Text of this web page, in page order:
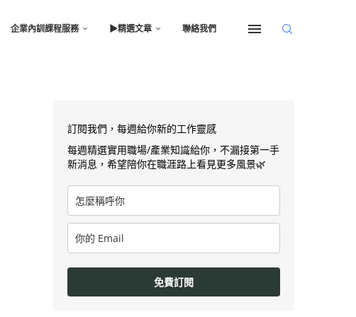
企業內訓課程服務 ▶︎精選文章 聯絡我們
訂閱我們，每週給你新的工作靈感
每週精選實用職場/產業知識給你，不漏接第一手
新消息，希望陪你在職涯路上看見更多風景🌿
免費訂閱